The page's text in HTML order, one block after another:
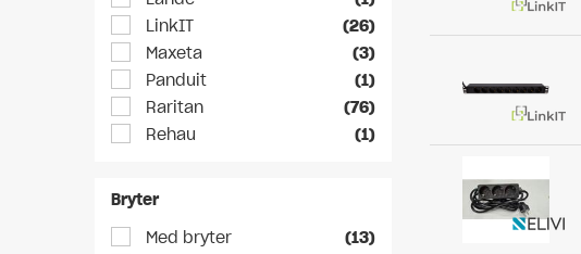
LinkIT
(26)
Maxeta
(3)
Panduit
(1)
Raritan
(76)
Rehau
(1)
Bryter
Med bryter
(13)